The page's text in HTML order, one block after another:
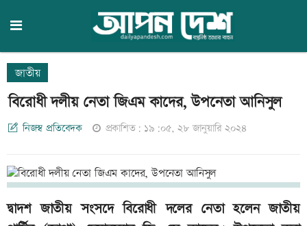
জাতীয়
বিরোধী দলীয় নেতা জিএম কাদের, উপনেতা আনিসুল
নিজস্ব প্রতিবেদক প্রকাশিত: ১৯:০৫, ২৮ জানুয়ারি ২০২৪
দ্বাদশ জাতীয় সংসদে বিরোধী দলের নেতা হলেন জাতীয়